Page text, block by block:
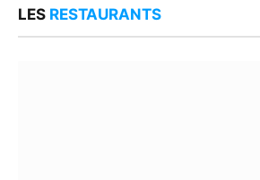
LES RESTAURANTS